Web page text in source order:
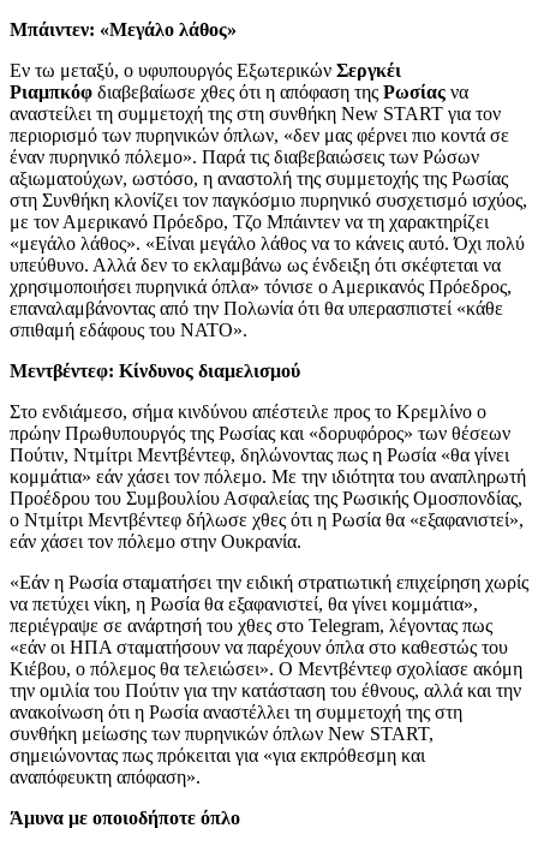
Μπάιντεν: «Μεγάλο λάθος»
Εν τω μεταξύ, ο υφυπουργός Εξωτερικών Σεργκέι
Ριαμπκόφ διαβεβαίωσε χθες ότι η απόφαση της Ρωσίας να
αναστείλει τη συμμετοχή της στη συνθήκη New START για τον
περιορισμό των πυρηνικών όπλων, «δεν μας φέρνει πιο κοντά σε
έναν πυρηνικό πόλεμο». Παρά τις διαβεβαιώσεις των Ρώσων
αξιωματούχων, ωστόσο, η αναστολή της συμμετοχής της Ρωσίας
στη Συνθήκη κλονίζει τον παγκόσμιο πυρηνικό συσχετισμό ισχύος,
με τον Αμερικανό Πρόεδρο, Τζο Μπάιντεν να τη χαρακτηρίζει
«μεγάλο λάθος». «Είναι μεγάλο λάθος να το κάνεις αυτό. Όχι πολύ
υπεύθυνο. Αλλά δεν το εκλαμβάνω ως ένδειξη ότι σκέφτεται να
χρησιμοποιήσει πυρηνικά όπλα» τόνισε ο Αμερικανός Πρόεδρος,
επαναλαμβάνοντας από την Πολωνία ότι θα υπερασπιστεί «κάθε
σπιθαμή εδάφους του ΝΑΤΟ».
Μεντβέντεφ: Κίνδυνος διαμελισμού
Στο ενδιάμεσο, σήμα κινδύνου απέστειλε προς το Κρεμλίνο ο
πρώην Πρωθυπουργός της Ρωσίας και «δορυφόρος» των θέσεων
Πούτιν, Ντμίτρι Μεντβέντεφ, δηλώνοντας πως η Ρωσία «θα γίνει
κομμάτια» εάν χάσει τον πόλεμο. Με την ιδιότητα του αναπληρωτή
Προέδρου του Συμβουλίου Ασφαλείας της Ρωσικής Ομοσπονδίας,
ο Ντμίτρι Μεντβέντεφ δήλωσε χθες ότι η Ρωσία θα «εξαφανιστεί»,
εάν χάσει τον πόλεμο στην Ουκρανία.
«Εάν η Ρωσία σταματήσει την ειδική στρατιωτική επιχείρηση χωρίς
να πετύχει νίκη, η Ρωσία θα εξαφανιστεί, θα γίνει κομμάτια»,
περιέγραψε σε ανάρτησή του χθες στο Telegram, λέγοντας πως
«εάν οι ΗΠΑ σταματήσουν να παρέχουν όπλα στο καθεστώς του
Κιέβου, ο πόλεμος θα τελειώσει». Ο Μεντβέντεφ σχολίασε ακόμη
την ομιλία του Πούτιν για την κατάσταση του έθνους, αλλά και την
ανακοίνωση ότι η Ρωσία αναστέλλει τη συμμετοχή της στη
συνθήκη μείωσης των πυρηνικών όπλων New START,
σημειώνοντας πως πρόκειται για «για εκπρόθεσμη και
αναπόφευκτη απόφαση».
Άμυνα με οποιοδήποτε όπλο